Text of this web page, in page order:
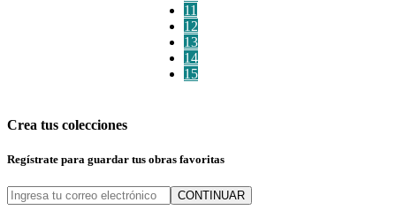
11
12
13
14
15
Crea tus colecciones
Regístrate para guardar tus obras favoritas
CONTINUAR